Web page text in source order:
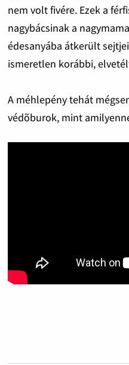
nem volt fivére. Ezek a
nagybácsinak a
édesanyába átkerült
ismeretlen korábbi,
A méhlepény tehát
védõburok, mint